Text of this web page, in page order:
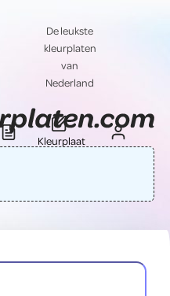
De leukste
kleurplaten
van
Nederland
Blog
Kleurplaat
Contact